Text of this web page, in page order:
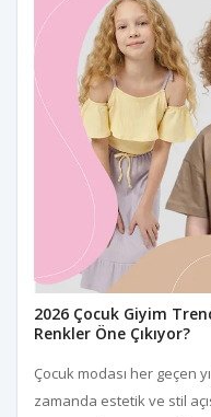
2026 Çocuk Giyim
Renkler Öne Çıkıyor?
Çocuk modası her geçen
zamanda estetik ve stil